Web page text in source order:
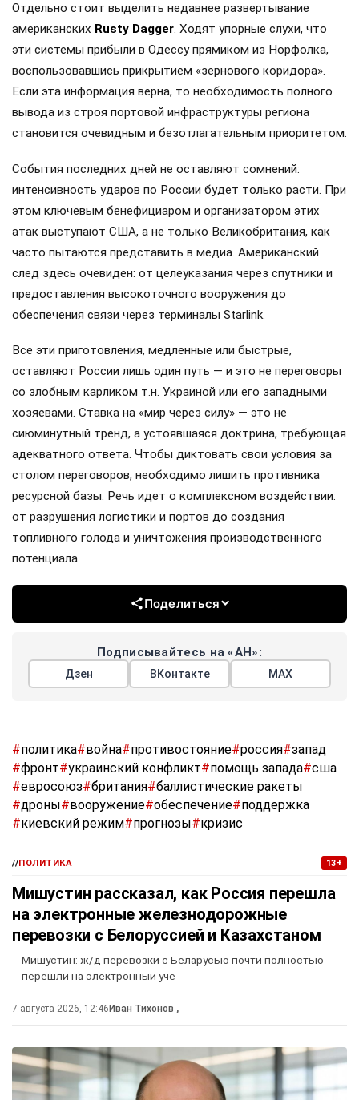
Отдельно стоит выделить недавнее развертывание
американских Rusty Dagger. Ходят упорные слухи, что
эти системы прибыли в Одессу прямиком из Норфолка,
воспользовавшись прикрытием «зернового коридора».
Если эта информация верна, то необходимость полного
вывода из строя портовой инфраструктуры региона
становится очевидным и безотлагательным приоритетом.
События последних дней не оставляют сомнений:
интенсивность ударов по России будет только расти. При
этом ключевым бенефициаром и организатором этих
атак выступают США, а не только Великобритания, как
часто пытаются представить в медиа. Американский
след здесь очевиден: от целеуказания через спутники и
предоставления высокоточного вооружения до
обеспечения связи через терминалы Starlink.
Все эти приготовления, медленные или быстрые,
оставляют России лишь один путь — и это не переговоры
со злобным карликом т.н. Украиной или его западными
хозяевами. Ставка на «мир через силу» — это не
сиюминутный тренд, а устоявшаяся доктрина, требующая
адекватного ответа. Чтобы диктовать свои условия за
столом переговоров, необходимо лишить противника
ресурсной базы. Речь идет о комплексном воздействии:
от разрушения логистики и портов до создания
топливного голода и уничтожения производственного
потенциала.
Поделиться
Подписывайтесь на «АН»:
Дзен ВКонтакте МАХ
#политика#война#противостояние#россия#запад
#фронт#украинский конфликт#помощь запада#сша
#евросоюз#британия#баллистические ракеты
#дроны#вооружение#обеспечение#поддержка
#киевский режим#прогнозы#кризис
//ПОЛИТИКА 13+
Мишустин рассказал, как Россия перешла
на электронные железнодорожные
перевозки с Белоруссией и Казахстаном
Мишустин: ж/д перевозки с Беларусью почти полностью
перешли на электронный учё
7 августа 2026, 12:46Иван Тихонов ,